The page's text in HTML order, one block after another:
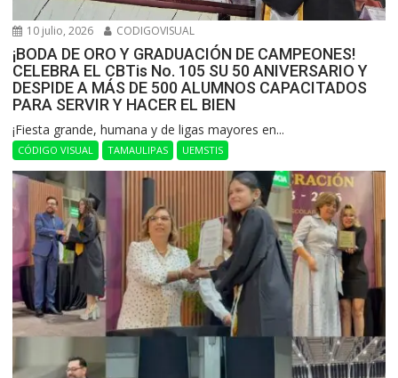
10 julio, 2026 CODIGOVISUAL
¡BODA DE ORO Y GRADUACIÓN DE CAMPEONES!
CELEBRA EL CBTis No. 105 SU 50 ANIVERSARIO Y
DESPIDE A MÁS DE 500 ALUMNOS CAPACITADOS
PARA SERVIR Y HACER EL BIEN
​¡Fiesta grande, humana y de ligas mayores en...
CÓDIGO VISUAL TAMAULIPAS UEMSTIS